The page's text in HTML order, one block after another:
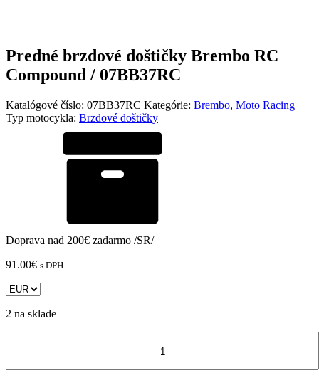
Predné brzdové doštičky Brembo RC
Compound / 07BB37RC
Katalógové číslo: 07BB37RC Kategórie: Brembo, Moto Racing
Typ motocykla: Brzdové doštičky
Doprava nad 200€ zadarmo /SR/
91.00€ s DPH
2 na sklade